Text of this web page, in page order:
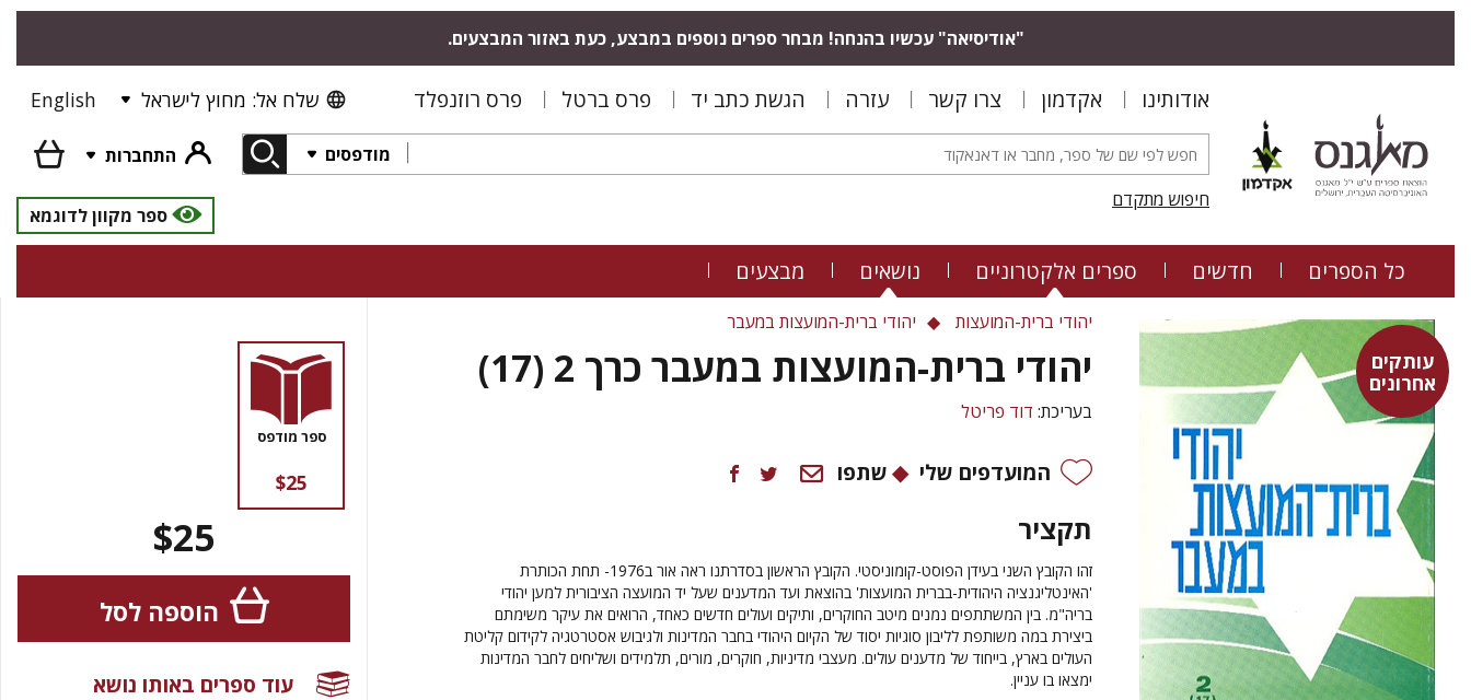
"אודיסיאה" עכשיו בהנחה! מבחר ספרים נוספים במבצע, כעת באזור המבצעים.
אודותינו אקדמון צרו קשר עזרה הגשת כתב יד פרס ברטל פרס רוזנפלד שלח אל: מחוץ לישראל English
מודפסים
התחברות
חיפוש מתקדם
ספר מקוון לדוגמא
כל הספרים חדשים ספרים אלקטרוניים נושאים מבצעים
עותקים
אחרונים
יהודי ברית-המועצות יהודי ברית-המועצות במעבר
יהודי ברית-המועצות במעבר כרך 2 (17)
בעריכת: דוד פריטל
המועדפים שלי שתפו
תקציר
זהו הקובץ השני בעידן הפוסט-קומוניסטי. הקובץ הראשון בסדרתנו ראה אור ב1976- תחת הכותרת
'האינטליגנציה היהודית-בברית המועצות' בהוצאת ועד המדענים שעל יד המועצה הציבורית למען יהודי
בריה"מ. בין המשתתפים נמנים מיטב החוקרים, ותיקים ועולים חדשים כאחד, הרואים את עיקר משימתם
ביצירת במה משותפת לליבון סוגיות יסוד של הקיום היהודי בחבר המדינות ולגיבוש אסטרטגיה לקידום קליטת
העולים בארץ, בייחוד של מדענים עולים. מעצבי מדיניות, חוקרים, מורים, תלמידים ושליחים לחבר המדינות
ימצאו בו עניין.
ספר מודפס
$25
$25
הוספה לסל
עוד ספרים באותו נושא